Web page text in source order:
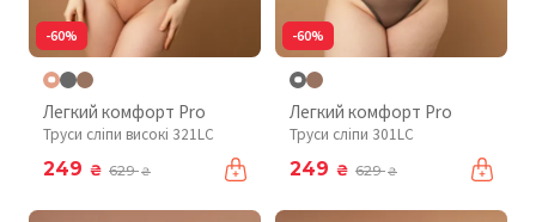
-60%
Легкий комфорт Pro
Труси сліпи високі 321LC
249 ₴ 629₴
-60%
Легкий комфорт Pro
Труси сліпи 301LC
249 ₴ 629₴